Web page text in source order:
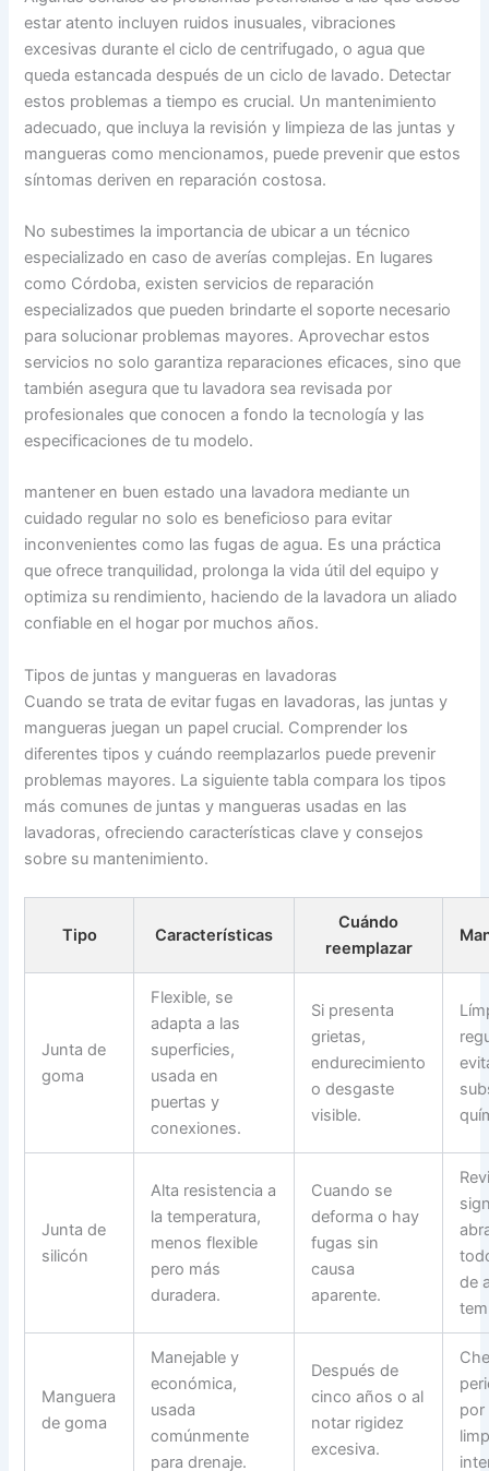
estar atento incluyen ruidos inusuales, vibraciones
excesivas durante el ciclo de centrifugado, o agua que
queda estancada después de un ciclo de lavado. Detectar
estos problemas a tiempo es crucial. Un mantenimiento
adecuado, que incluya la revisión y limpieza de las juntas y
mangueras como mencionamos, puede prevenir que estos
síntomas deriven en reparación costosa.
No subestimes la importancia de ubicar a un técnico
especializado en caso de averías complejas. En lugares
como Córdoba, existen servicios de reparación
especializados que pueden brindarte el soporte necesario
para solucionar problemas mayores. Aprovechar estos
servicios no solo garantiza reparaciones eficaces, sino que
también asegura que tu lavadora sea revisada por
profesionales que conocen a fondo la tecnología y las
especificaciones de tu modelo.
mantener en buen estado una lavadora mediante un
cuidado regular no solo es beneficioso para evitar
inconvenientes como las fugas de agua. Es una práctica
que ofrece tranquilidad, prolonga la vida útil del equipo y
optimiza su rendimiento, haciendo de la lavadora un aliado
confiable en el hogar por muchos años.
Tipos de juntas y mangueras en lavadoras
Cuando se trata de evitar fugas en lavadoras, las juntas y
mangueras juegan un papel crucial. Comprender los
diferentes tipos y cuándo reemplazarlos puede prevenir
problemas mayores. La siguiente tabla compara los tipos
más comunes de juntas y mangueras usadas en las
lavadoras, ofreciendo características clave y consejos
sobre su mantenimiento.
Tipo Características
Cuándo
reemplazar
Junta de
goma
Flexible, se
adapta a las
superficies,
usada en
puertas y
conexiones.
Si presenta
grietas,
endurecimiento
o desgaste
visible.
Junta de
silicón
Alta resistencia a
la temperatura,
menos flexible
pero más
duradera.
Cuando se
deforma o hay
fugas sin
causa
aparente.
de
Manguera
de goma
Manejable y
económica,
usada
comúnmente
para drenaje.
Después de
cinco años o al
notar rigidez
excesiva.
por